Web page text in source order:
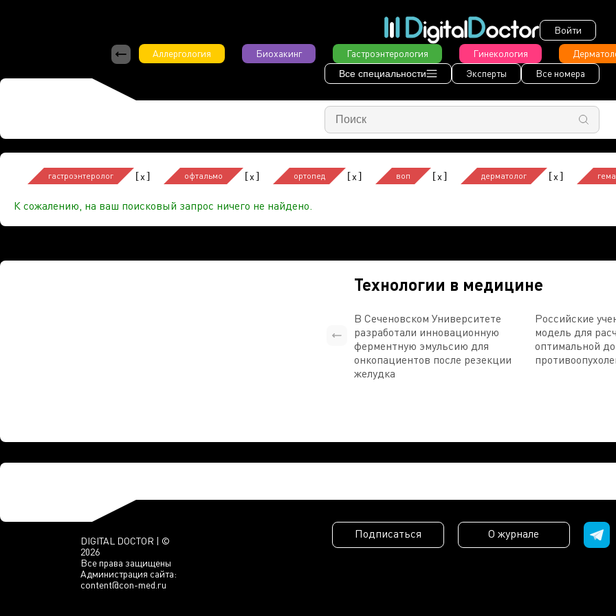
Войти
Аллергология
Биохакинг Гастроэнтерология Гинекология
Все специальности Эксперты Все номера
гастроэнтеролог [x] офтальмо [x] ортопед [x] воп [x] дерматолог [x]
К сожалению, на ваш поисковый запрос ничего не найдено.
Технологии в медицине
В Сеченовском Университете
разработали инновационную
ферментную эмульсию для
онкопациентов после резекции
желудка
Российские
модель для
оптимальной
DIGITAL DOCTOR | ©
2026
Все права защищены
Администрация сайта:
content@con-med.ru
Подписаться О журнале